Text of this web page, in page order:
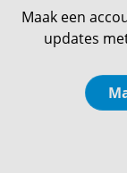
Maak een
updates